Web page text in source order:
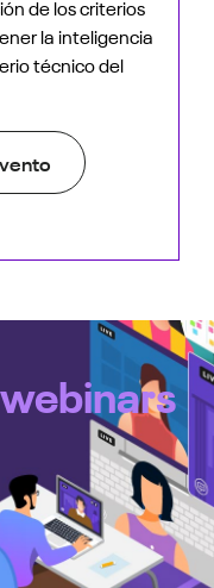
de los criterios
la inteligencia
técnico del